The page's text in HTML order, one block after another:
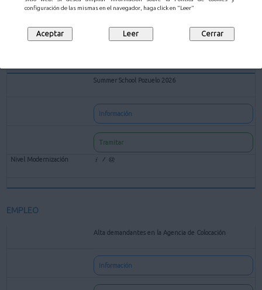
configuración de las mismas en el navegador, haga click en "Leer"
Tramitar
Summer School Pozuelo 2026
Información
Tramitar
EMPLEO
Alta demandantes en la Agencia de Colocación
Información